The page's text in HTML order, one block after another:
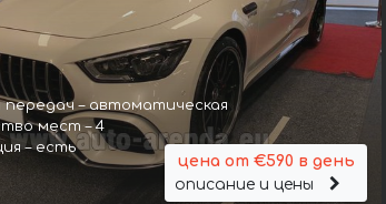
передач – автоматическая
мест – 4
– есть
цена от €590 в день
описание и цены